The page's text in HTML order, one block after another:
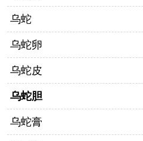
乌蛇
乌蛇卵
乌蛇皮
乌蛇胆
乌蛇膏